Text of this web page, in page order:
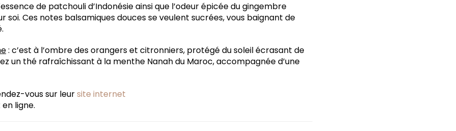
de patchouli d’Indonésie ainsi que l’odeur épicée du gingembre
soi. Ces notes balsamiques douces se veulent sucrées, vous baignant de
: c’est à l’ombre des orangers et citronniers, protégé du soleil écrasant de
un thé rafraîchissant à la menthe Nanah du Maroc, accompagnée d’une
vous sur leursite internet
ligne.